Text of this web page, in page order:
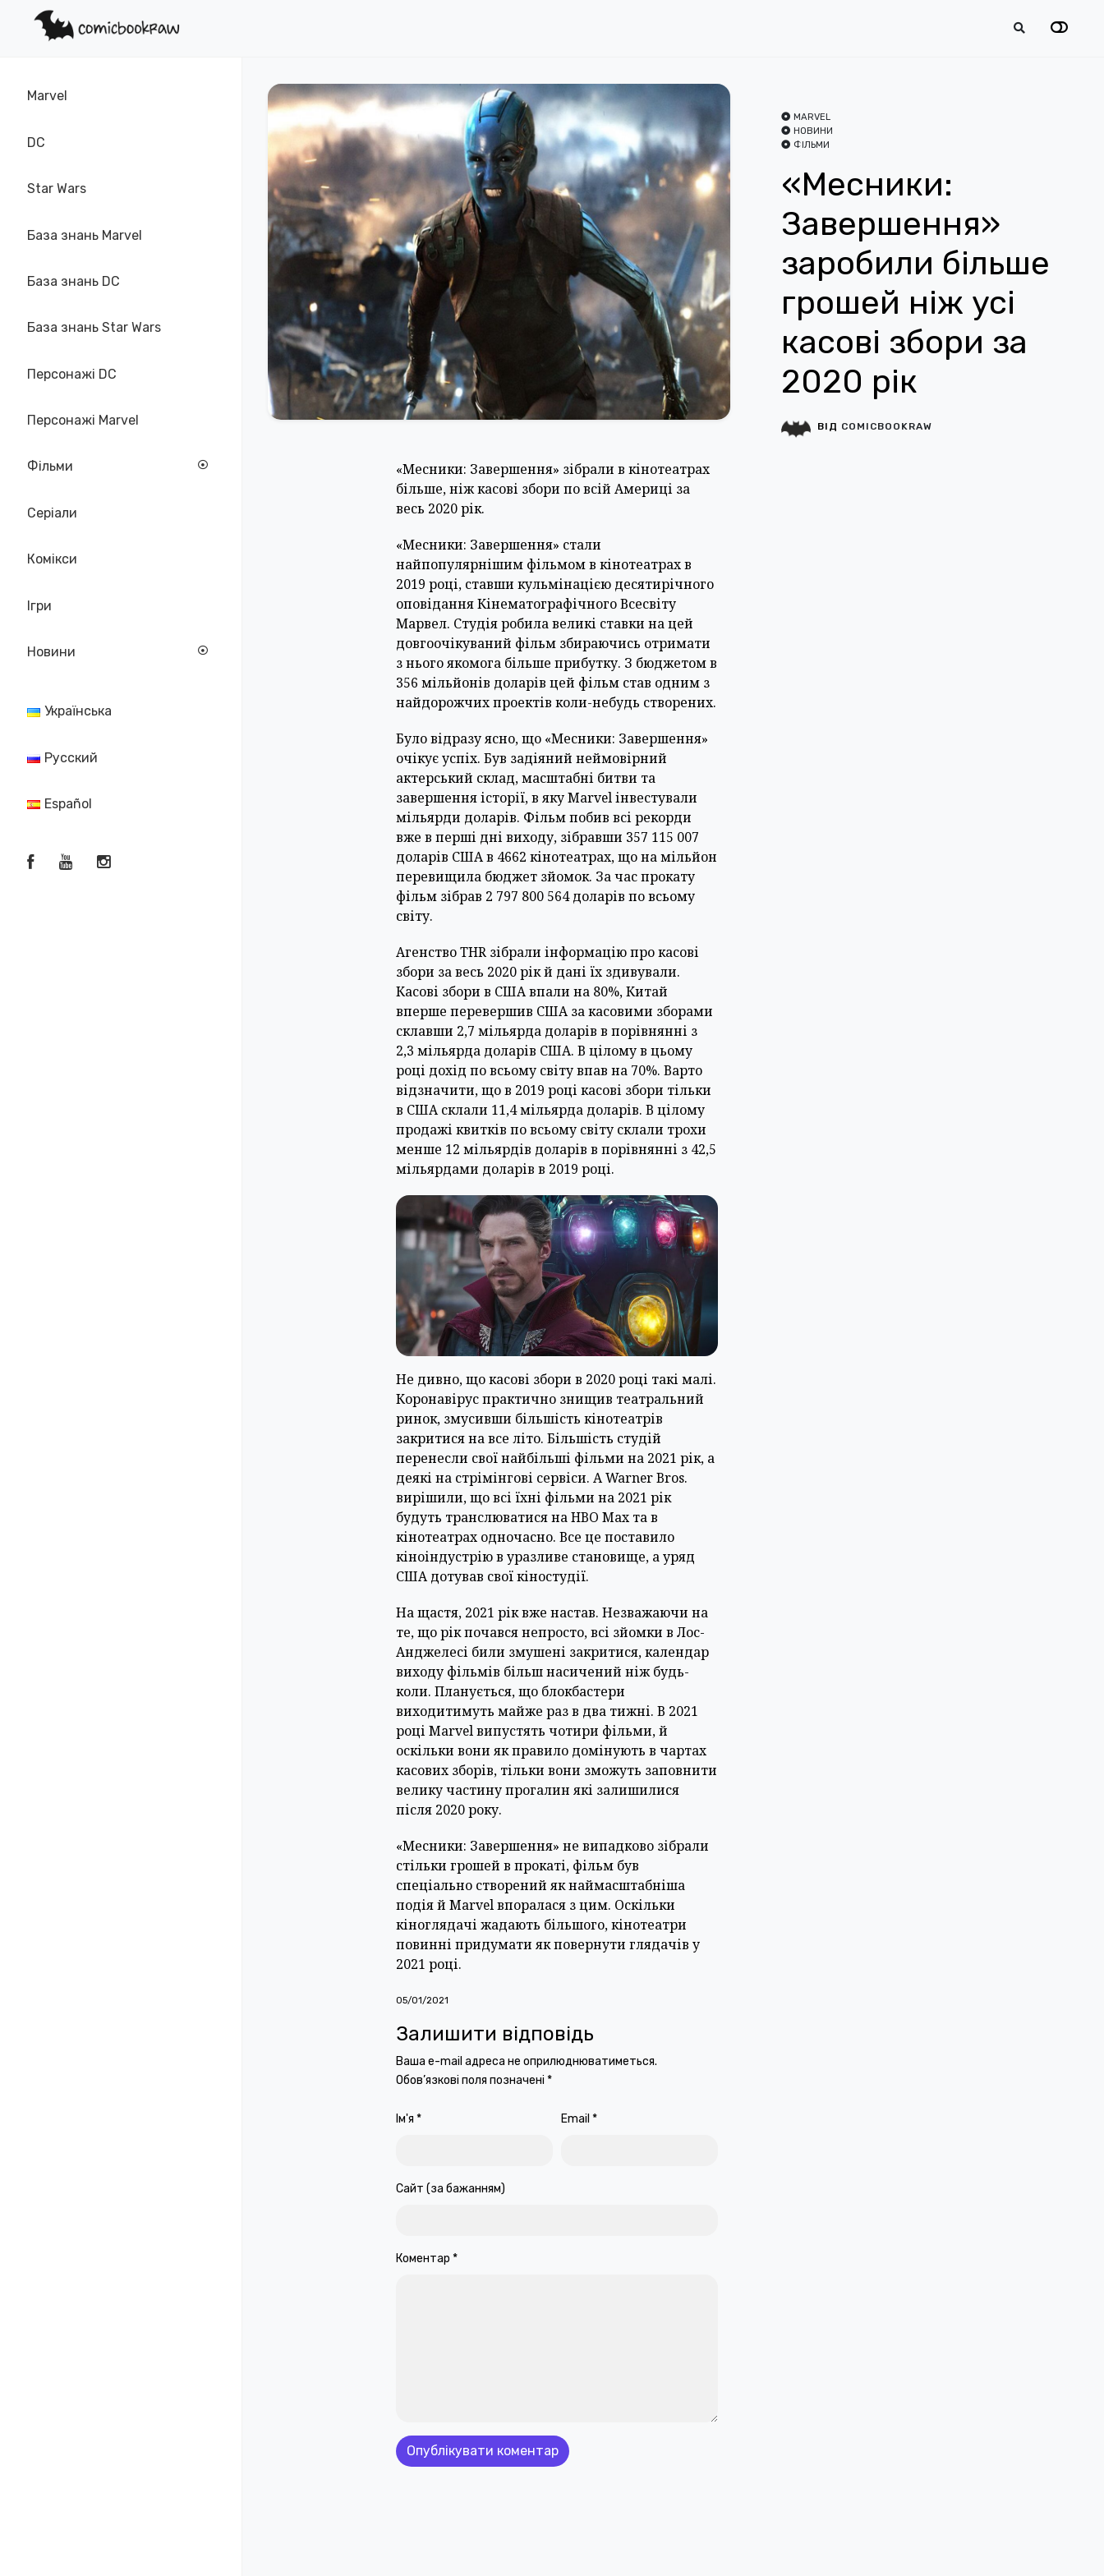
Marvel
DC
Star Wars
База знань Marvel
База знань DC
База знань Star Wars
Персонажі DC
Персонажі Marvel
Фільми
Серіали
Комікси
Ігри
Новини
Українська
Русский
Español
«Месники: Завершення» зібрали в кінотеатрах
більше, ніж касові збори по всій Америці за
весь 2020 рік.
«Месники: Завершення» стали
найпопулярнішим фільмом в кінотеатрах в
2019 році, ставши кульмінацією десятирічного
оповідання Кінематографічного Всесвіту
Марвел. Студія робила великі ставки на цей
довгоочікуваний фільм збираючись отримати
з нього якомога більше прибутку. З бюджетом в
356 мільйонів доларів цей фільм став одним з
найдорожчих проектів коли-небудь створених.
Було відразу ясно, що «Месники: Завершення»
очікує успіх. Був задіяний неймовірний
актерський склад, масштабні битви та
завершення історії, в яку Marvel інвестували
мільярди доларів. Фільм побив всі рекорди
вже в перші дні виходу, зібравши 357 115 007
доларів США в 4662 кінотеатрах, що на мільйон
перевищила бюджет зйомок. За час прокату
фільм зібрав 2 797 800 564 доларів по всьому
світу.
Агенство THR зібрали інформацію про касові
збори за весь 2020 рік й дані їх здивували.
Касові збори в США впали на 80%, Китай
вперше перевершив США за касовими зборами
склавши 2,7 мільярда доларів в порівнянні з
2,3 мільярда доларів США. В цілому в цьому
році дохід по всьому світу впав на 70%. Варто
відзначити, що в 2019 році касові збори тільки
в США склали 11,4 мільярда доларів. В цілому
продажі квитків по всьому світу склали трохи
менше 12 мільярдів доларів в порівнянні з 42,5
мільярдами доларів в 2019 році.
Не дивно, що касові збори в 2020 році такі малі.
Коронавірус практично знищив театральний
ринок, змусивши більшість кінотеатрів
закритися на все літо. Більшість студій
перенесли свої найбільші фільми на 2021 рік, а
деякі на стрімінгові сервіси. А Warner Bros.
вирішили, що всі їхні фільми на 2021 рік
будуть транслюватися на HBO Max та в
кінотеатрах одночасно. Все це поставило
кіноіндустрію в уразливе становище, а уряд
США дотував свої кіностудії.
На щастя, 2021 рік вже настав. Незважаючи на
те, що рік почався непросто, всі зйомки в Лос-
Анджелесі били змушені закритися, календар
виходу фільмів більш насичений ніж будь-
коли. Планується, що блокбастери
виходитимуть майже раз в два тижні. В 2021
році Marvel випустять чотири фільми, й
оскільки вони як правило домінують в чартах
касових зборів, тільки вони зможуть заповнити
велику частину прогалин які залишилися
після 2020 року.
«Месники: Завершення» не випадково зібрали
стільки грошей в прокаті, фільм був
спеціально створений як наймасштабніша
подія й Marvel впоралася з цим. Оскільки
кіноглядачі жадають більшого, кінотеатри
повинні придумати як повернути глядачів у
2021 році.
05/01/2021
Залишити відповідь
Ваша e-mail адреса не оприлюднюватиметься.
Обов’язкові поля позначені *
Ім'я * Email*
Сайт (за бажанням)
Коментар *
MARVEL
НОВИНИ
ФІЛЬМИ
«Месники:
Завершення»
заробили більше
грошей ніж усі
касові збори за
2020 рік
ВІД COMICBOOKRAW